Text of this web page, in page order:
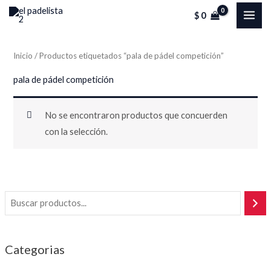
$0
Categorias
Inicio / Productos etiquetados “pala de pádel competición”
pala de pádel competición
No se encontraron productos que concuerden
con la selección.